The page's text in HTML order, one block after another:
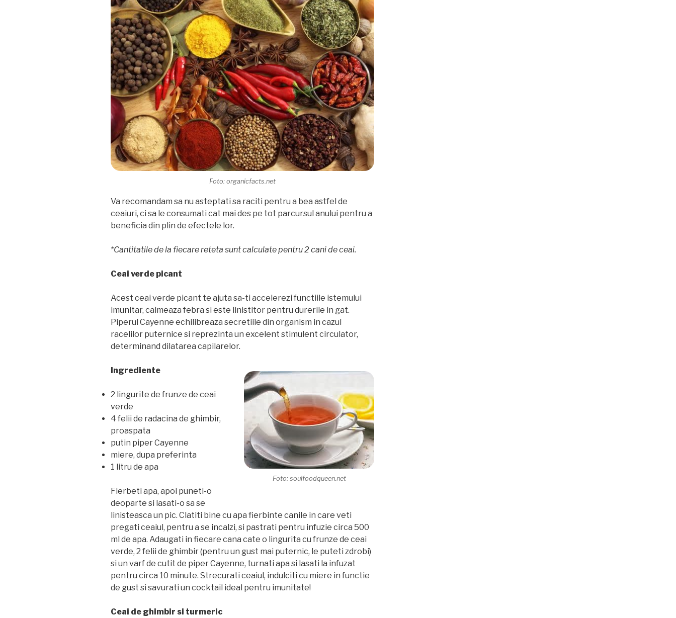
Foto: organicfacts.net
Va recomandam sa nu asteptati sa raciti pentru a bea astfel de
ceaiuri, ci sa le consumati cat mai des pe tot parcursul anului pentru a
beneficia din plin de efectele lor.
*Cantitatile de la fiecare reteta sunt calculate pentru 2 cani de ceai.
Ceai verde picant
Acest ceai verde picant te ajuta sa-ti accelerezi functiile istemului
imunitar, calmeaza febra si este linistitor pentru durerile in gat.
Piperul Cayenne echilibreaza secretiile din organism in cazul
racelilor puternice si reprezinta un excelent stimulent circulator,
determinand dilatarea capilarelor.
Foto: soulfoodqueen.net
Ingrediente
2 lingurite de frunze de ceai
verde
4 felii de radacina de ghimbir,
proaspata
putin piper Cayenne
miere, dupa preferinta
1 litru de apa
Fierbeti apa, apoi puneti-o
deoparte si lasati-o sa se
linisteasca un pic. Clatiti bine cu apa fierbinte canile in care veti
pregati ceaiul, pentru a se incalzi, si pastrati pentru infuzie circa 500
ml de apa. Adaugati in fiecare cana cate o lingurita cu frunze de ceai
verde, 2 felii de ghimbir (pentru un gust mai puternic, le puteti zdrobi)
si un varf de cutit de piper Cayenne, turnati apa si lasati la infuzat
pentru circa 10 minute. Strecurati ceaiul, indulciti cu miere in functie
de gust si savurati un cocktail ideal pentru imunitate!
Ceai de ghimbir si turmeric